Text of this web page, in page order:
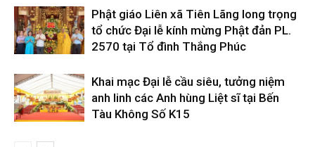
Phật giáo Liên xã Tiên Lãng long trọng
tổ chức Đại lễ kính mừng Phật đản PL.
2570 tại Tổ đình Thắng Phúc
Khai mạc Đại lễ cầu siêu, tưởng niệm
anh linh các Anh hùng Liệt sĩ tại Bến
Tàu Không Số K15